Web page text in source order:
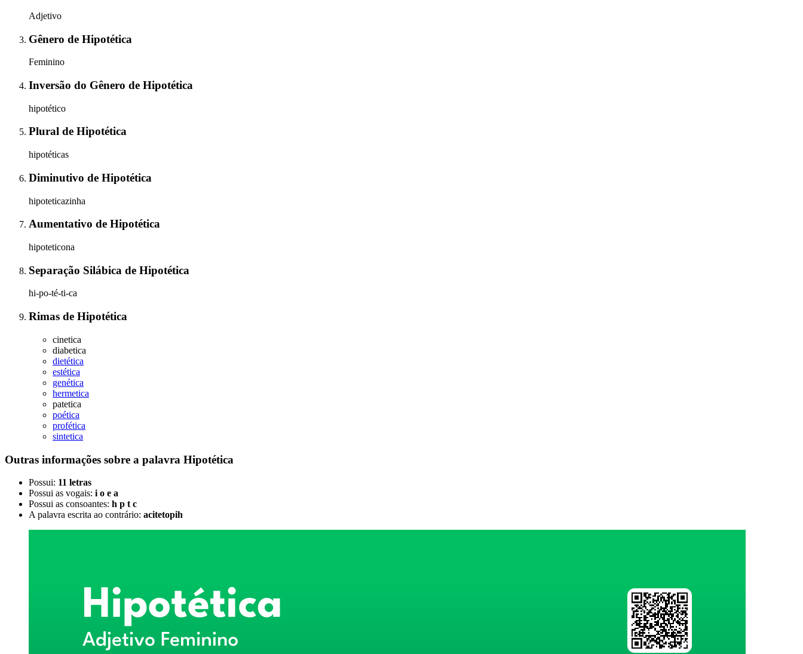
Adjetivo
Gênero de Hipotética
Feminino
Inversão do Gênero de Hipotética
hipotético
Plural de Hipotética
hipotéticas
Diminutivo de Hipotética
hipoteticazinha
Aumentativo de Hipotética
hipoteticona
Separação Silábica de Hipotética
hi-po-té-ti-ca
Rimas de Hipotética
cinetica
diabetica
dietética
estética
genética
hermetica
patetica
poética
profética
sintetica
Outras informações sobre a palavra Hipotética
Possui: 11 letras
Possui as vogais: i o e a
Possui as consoantes: h p t c
A palavra escrita ao contrário: acitetopih